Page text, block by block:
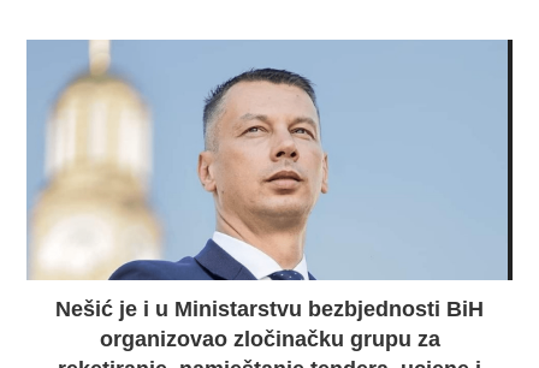
Nešić je i u Ministarstvu bezbjednosti BiH
organizovao zločinačku grupu za